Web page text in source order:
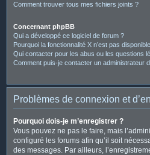
Comment trouver tous mes fichiers joints ?
Concernant phpBB
Qui a développé ce logiciel de forum ?
Pourquoi la fonctionnalité X n’est pas
Qui contacter pour les abus ou les questions
Comment puis-je contacter un administrateur
Problèmes de connexion et
Pourquoi dois-je m’enregistrer ?
Vous pouvez ne pas le faire, mais
configuré les forums afin qu’il soit
des messages. Par ailleurs,